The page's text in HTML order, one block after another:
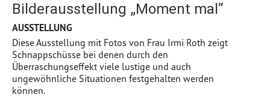
Bilderausstellung „Moment mal“
AUSSTELLUNG
Diese Ausstellung mit Fotos von Frau Irmi Roth zeigt
Schnappschüsse bei denen durch den
Überraschungseffekt viele lustige und auch
ungewöhnliche Situationen festgehalten werden
können.